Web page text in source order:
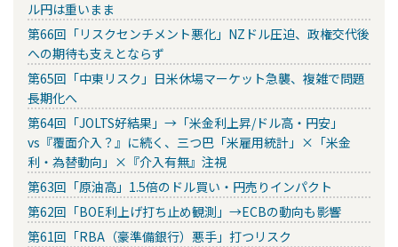
ル円は重いまま
第66回「リスクセンチメント悪化」NZドル圧迫、政権交代後
への期待も支えとならず
第65回「中東リスク」日米休場マーケット急襲、複雑で問題
長期化へ
第64回「JOLTS好結果」→「米金利上昇/ドル高・円安」
vs『覆面介入？』に続く、三つ巴「米雇用統計」×「米金
利・為替動向」×『介入有無』注視
第63回「原油高」1.5倍のドル買い・円売りインパクト
第62回「BOE利上げ打ち止め観測」→ECBの動向も影響
第61回「RBA（豪準備銀行）悪手」打つリスク